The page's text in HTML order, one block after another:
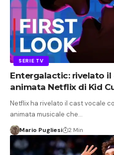
SERIE TV
Entergalactic: rivelato
animata Netflix di Kid
Netflix ha rivelato il cast vocale
animata musicale che…
Mario Pugliesi 2 Min